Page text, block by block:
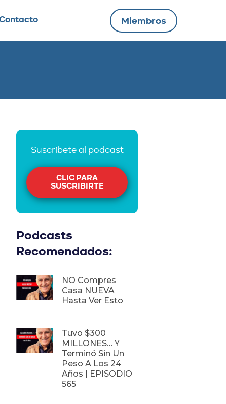
Miembros
Suscríbete al podcast
CLIC PARA
SUSCRIBIRTE
Podcasts
Recomendados:
NO Compres
Casa NUEVA
Hasta Ver Esto
Tuvo $300
MILLONES… Y
Terminó Sin Un
Peso A Los 24
Años | EPISODIO
565